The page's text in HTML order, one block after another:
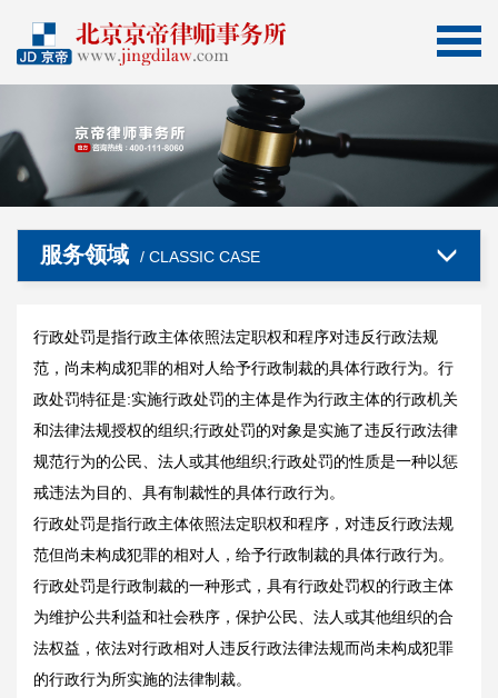
服务领域 / CLASSIC CASE
行政处罚是指行政主体依照法定职权和程序对违反行政法规
范，尚未构成犯罪的相对人给予行政制裁的具体行政行为。行
政处罚特征是:实施行政处罚的主体是作为行政主体的行政机关
和法律法规授权的组织;行政处罚的对象是实施了违反行政法律
规范行为的公民、法人或其他组织;行政处罚的性质是一种以惩
戒违法为目的、具有制裁性的具体行政行为。
行政处罚是指行政主体依照法定职权和程序，对违反行政法规
范但尚未构成犯罪的相对人，给予行政制裁的具体行政行为。
行政处罚是行政制裁的一种形式，具有行政处罚权的行政主体
为维护公共利益和社会秩序，保护公民、法人或其他组织的合
法权益，依法对行政相对人违反行政法律法规而尚未构成犯罪
的行政行为所实施的法律制裁。